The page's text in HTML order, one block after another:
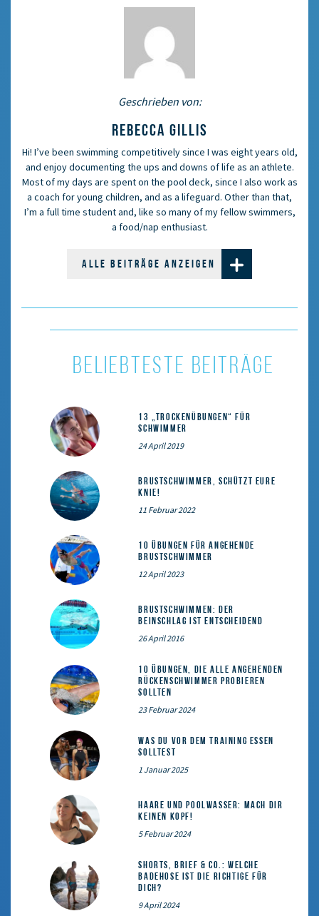
Geschrieben von:
REBECCA GILLIS
Hi! I’ve been swimming competitively since I was eight years old,
and enjoy documenting the ups and downs of life as an athlete.
Most of my days are spent on the pool deck, since I also work as
a coach for young children, and as a lifeguard. Other than that,
I’m a full time student and, like so many of my fellow swimmers,
a food/nap enthusiast.
ALLE BEITRÄGE ANZEIGEN
BELIEBTESTE BEITRÄGE
13 „Trockenübungen“ für
Schwimmer
24 April 2019
Brustschwimmer, schützt eure
Knie!
11 Februar 2022
10 Übungen für angehende
Brustschwimmer
12 April 2023
Brustschwimmen: Der
Beinschlag ist entscheidend
26 April 2016
10 Übungen, die alle angehenden
Rückenschwimmer probieren
sollten
23 Februar 2024
Was du vor dem Training essen
solltest
1 Januar 2025
Haare und Poolwasser: Mach dir
keinen Kopf!
5 Februar 2024
Shorts, Brief & Co.: Welche
Badehose ist die Richtige für
dich?
9 April 2024